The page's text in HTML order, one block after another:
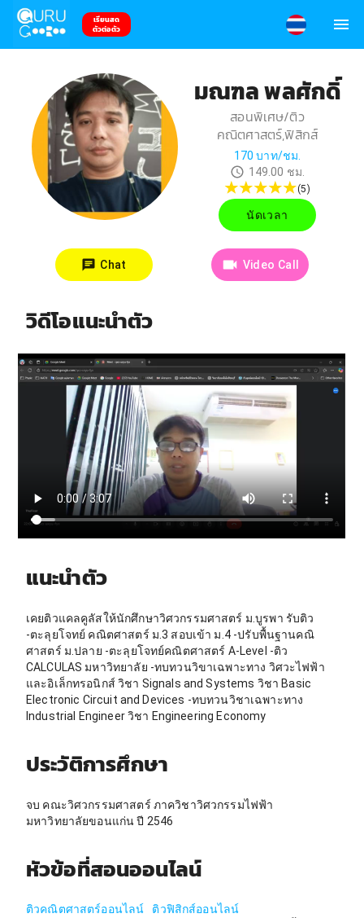
เรียนสด
ตัวต่อตัว
มณฑล พลศักดิ์
สอนพิเศษ/ติว
คณิตศาสตร์,ฟิสิกส์
170 บาท/ชม.
149.00 ชม.
(5)
นัดเวลา
Chat Video Call
วิดีโอแนะนำตัว
แนะนำตัว
เคยติวแคลคูลัสให้นักศึกษาวิศวกรรมศาสตร์ ม.บูรพา รับติว
-ตะลุยโจทย์ คณิตศาสตร์ ม.3 สอบเข้า ม.4 -ปรับพื้นฐานคณิ
ศาสตร์ ม.ปลาย -ตะลุยโจทย์คณิตศาสตร์ A-Level -ติว
CALCULAS มหาวิทยาลัย -ทบทวนวิขาเฉพาะทาง วิศวะไฟฟ้า
และอิเล็กทรอนิกส์ วิชา Signals and Systems วิชา Basic
Electronic Circuit and Devices -ทบทวนวิชาเฉพาะทาง
Industrial Engineer วิชา Engineering Economy
ประวัติการศึกษา
จบ คณะวิศวกรรมศาสตร์ ภาควิชาวิศวกรรมไฟฟ้า
มหาวิทยาลัยขอนแก่น ปี 2546
หัวข้อที่สอนออนไลน์
ติวคณิตศาสตร์ออนไลน์
ติวฟิสิกส์ออนไลน์